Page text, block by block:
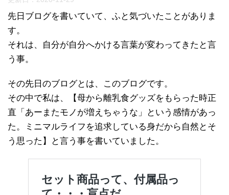
先日ブログを書いていて、ふと気づいたことがありま
す。
それは、自分が自分へかける言葉が変わってきたと言
う事。
その先日のブログとは、このブログです。
その中で私は、【母から離乳食グッズをもらった時正
直「あーまたモノが増えちゃうな」という感情があっ
た。ミニマルライフを追求している身だから自然とそ
う思った】と言う事を書いていました。